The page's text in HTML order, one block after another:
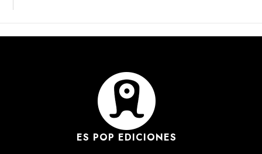
ES POP EDICIONES